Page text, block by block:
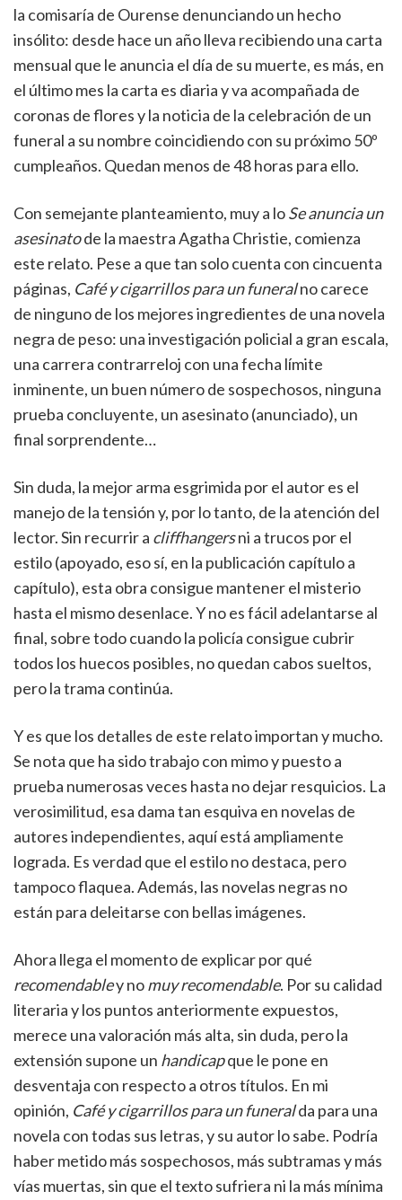
la comisaría de Ourense denunciando un hecho
insólito: desde hace un año lleva recibiendo una carta
mensual que le anuncia el día de su muerte, es más, en
el último mes la carta es diaria y va acompañada de
coronas de flores y la noticia de la celebración de un
funeral a su nombre coincidiendo con su próximo 50º
cumpleaños. Quedan menos de 48 horas para ello.
Con semejante planteamiento, muy a loSe anuncia un
asesinatode la maestra Agatha Christie, comienza
este relato. Pese a que tan solo cuenta con cincuenta
páginas, Café y cigarrillos para un funeralno carece
de ninguno de los mejores ingredientes de una novela
negra de peso: una investigación policial a gran escala,
una carrera contrarreloj con una fecha límite
inminente, un buen número de sospechosos, ninguna
prueba concluyente, un asesinato (anunciado), un
final sorprendente…
Sin duda, la mejor arma esgrimida por el autor es el
manejo de la tensión y, por lo tanto, de la atención del
lector. Sin recurrir a cliffhangersni a trucos por el
estilo (apoyado, eso sí, en la publicación capítulo a
capítulo), esta obra consigue mantener el misterio
hasta el mismo desenlace. Y no es fácil adelantarse al
final, sobre todo cuando la policía consigue cubrir
todos los huecos posibles, no quedan cabos sueltos,
pero la trama continúa.
Y es que los detalles de este relato importan y mucho.
Se nota que ha sido trabajo con mimo y puesto a
prueba numerosas veces hasta no dejar resquicios. La
verosimilitud, esa dama tan esquiva en novelas de
autores independientes, aquí está ampliamente
lograda. Es verdad que el estilo no destaca, pero
tampoco flaquea. Además, las novelas negras no
están para deleitarse con bellas imágenes.
Ahora llega el momento de explicar por qué
recomendabley nomuy recomendable. Por su calidad
literaria y los puntos anteriormente expuestos,
merece una valoración más alta, sin duda, pero la
extensión supone un handicapque le pone en
desventaja con respecto a otros títulos. En mi
opinión, Café y cigarrillos para un funeralda para una
novela con todas sus letras, y su autor lo sabe. Podría
haber metido más sospechosos, más subtramas y más
vías muertas, sin que el texto sufriera ni la más mínima